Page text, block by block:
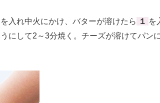
入れ中火にかけ、バターが溶けたら １ を
にして2～3分焼く。チーズが溶けてパン